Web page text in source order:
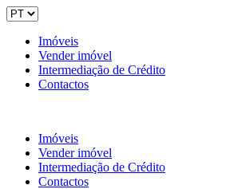
Imóveis
Vender imóvel
Intermediação de Crédito
Contactos
Imóveis
Vender imóvel
Intermediação de Crédito
Contactos